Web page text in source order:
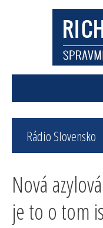
Rádio Slovensko
Nová
je to o tom